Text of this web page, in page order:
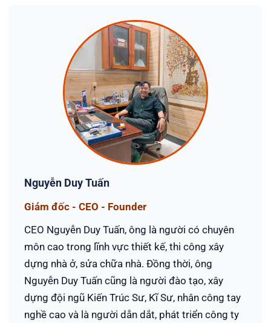
Nguyễn Duy Tuấn
Giám đốc - CEO - Founder
CEO Nguyễn Duy Tuấn, ông là người có chuyên
môn cao trong lĩnh vực thiết kế, thi công xây
dựng nhà ở, sửa chữa nhà. Đồng thời, ông
Nguyễn Duy Tuấn cũng là người đào tạo, xây
dựng đội ngũ Kiến Trúc Sư, Kĩ Sư, nhân công tay
nghề cao và là người dẫn dắt, phát triển công ty